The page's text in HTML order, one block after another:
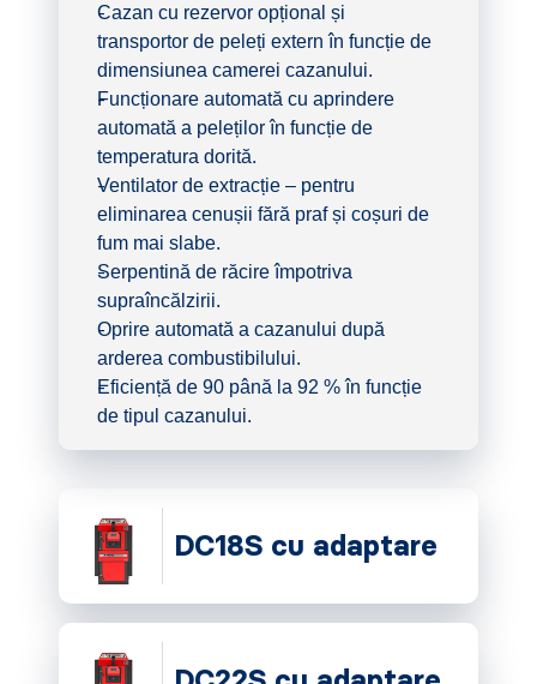
Cazan cu rezervor opțional și
transportor de peleți extern în funcție de
dimensiunea camerei cazanului.
Funcționare automată cu aprindere
automată a peleților în funcție de
temperatura dorită.
Ventilator de extracție – pentru
eliminarea cenușii fără praf și coșuri de
fum mai slabe.
Serpentină de răcire împotriva
supraîncălzirii.
Oprire automată a cazanului după
arderea combustibilului.
Eficiență de 90 până la 92 % în funcție
de tipul cazanului.
DC18S cu adaptare